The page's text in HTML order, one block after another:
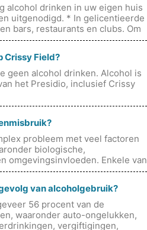
alcohol drinken in uw eigen huis
uitgenodigd. * In gelicentieerde
bars, restaurants en clubs. Om
Crissy Field?
geen alcohol drinken. Alcohol is
het Presidio, inclusief Crissy
probleem met veel factoren
biologische,
omgevingsinvloeden. Enkele van
van
van alcoholgebruik?
56 procent van de
waaronder auto-ongelukken,
vergiftigingen,